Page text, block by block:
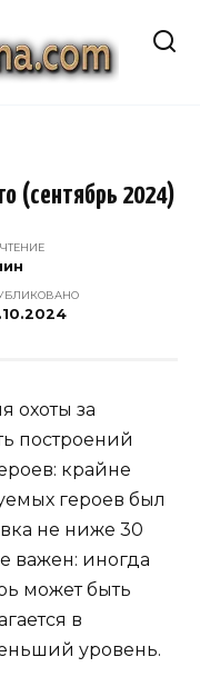
(сентябрь 2024)
охоты за
построений
крайне
героев был
не ниже 30
важен: иногда
может быть
в
уровень.